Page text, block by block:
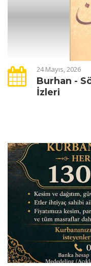
24 Mayıs, 2026
Burhan -
İzleri